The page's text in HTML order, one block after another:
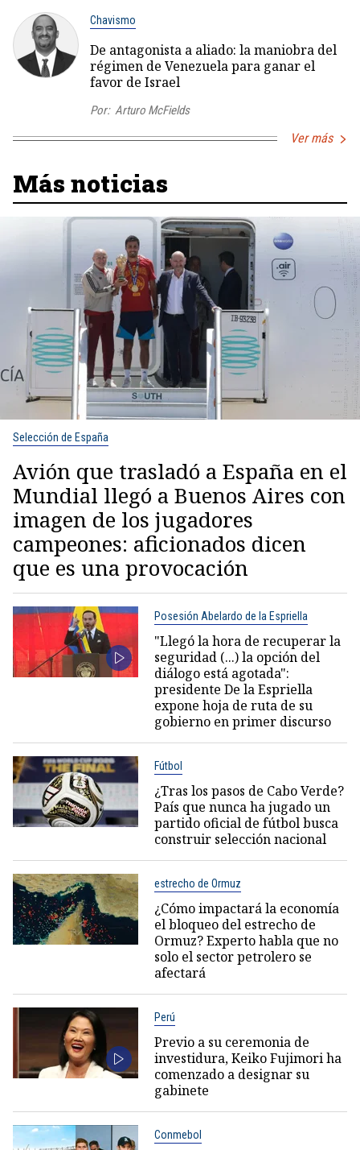
Chavismo
De antagonista a aliado: la maniobra del
régimen de Venezuela para ganar el
favor de Israel
Por: Arturo McFields
Ver más
Más noticias
Selección de España
Avión que trasladó a España en el
Mundial llegó a Buenos Aires con
imagen de los jugadores
campeones: aficionados dicen
que es una provocación
Posesión Abelardo de la Espriella
"Llegó la hora de recuperar la
seguridad (...) la opción del
diálogo está agotada":
presidente De la Espriella
expone hoja de ruta de su
gobierno en primer discurso
Fútbol
¿Tras los pasos de Cabo Verde?
País que nunca ha jugado un
partido oficial de fútbol busca
construir selección nacional
estrecho de Ormuz
¿Cómo impactará la economía
el bloqueo del estrecho de
Ormuz? Experto habla que no
solo el sector petrolero se
afectará
Perú
Previo a su ceremonia de
investidura, Keiko Fujimori ha
comenzado a designar su
gabinete
Conmebol